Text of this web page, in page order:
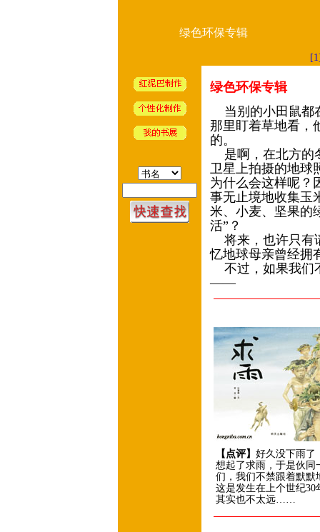
绿色环保专辑
绿色环保专辑
当别的小田鼠都
那里盯着草地看，
的。
是啊，在北方的
卫星上拍摄的地球
为什么会这样呢？
事无止境地收集
米、小麦、坚果的
活”？
将来，也许只有
忆地球母亲曾经拥
不过，如果我们
——
【点评】 好久没下雨了
想起了求雨，于是伙同
们，我们不禁跟着
这是发生在上个世纪
其实也不太远……